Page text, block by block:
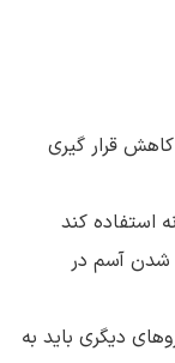
قرار گیری
استفاده کند
شدن آسم در
دیگری باید به